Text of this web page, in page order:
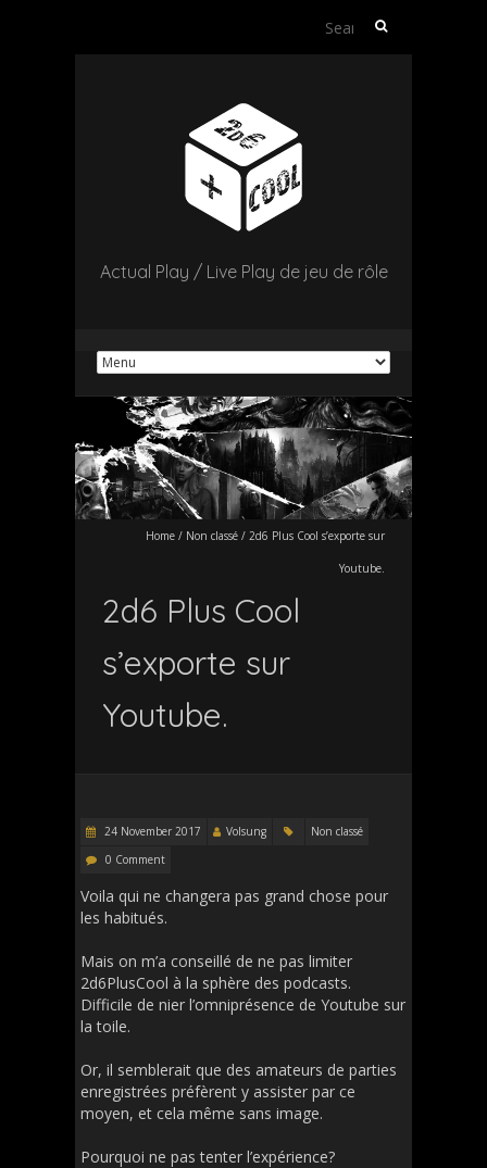
Search
Actual Play / Live Play de jeu de rôle
Home / Non classé / 2d6 Plus Cool s’exporte sur
Youtube.
2d6 Plus Cool
s’exporte sur
Youtube.
24 November 2017 Volsung
Non classé
0 Comment
Voila qui ne changera pas grand chose pour
les habitués.
Mais on m’a conseillé de ne pas limiter
2d6PlusCool à la sphère des podcasts.
Difficile de nier l’omniprésence de Youtube sur
la toile.
Or, il semblerait que des amateurs de parties
enregistrées préfèrent y assister par ce
moyen, et cela même sans image.
Pourquoi ne pas tenter l’expérience?